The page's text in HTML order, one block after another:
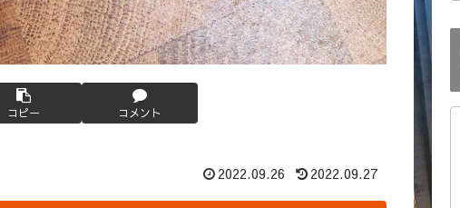
コピー コメント
2022.09.26 2022.09.27